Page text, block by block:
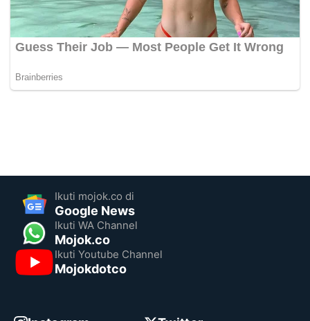
Ikuti mojok.co di
Google News
Ikuti WA Channel
Mojok.co
Ikuti Youtube Channel
Mojokdotco